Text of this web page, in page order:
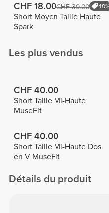
CHF 18.00CHF 30.00 40%
Short Moyen Taille Haute
Spark
Les plus vendus
CHF 40.00
Short Taille Mi-Haute
MuseFit
CHF 40.00
Short Taille Mi-Haute Dos
en V MuseFit
Détails du produit